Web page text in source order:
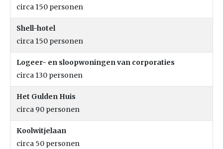
circa 150 personen
Shell-hotel
circa 150 personen
Logeer- en sloopwoningen van corporaties
circa 130 personen
Het Gulden Huis
circa 90 personen
Koolwitjelaan
circa 50 personen